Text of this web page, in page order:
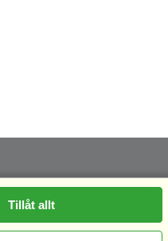
Tillåt allt